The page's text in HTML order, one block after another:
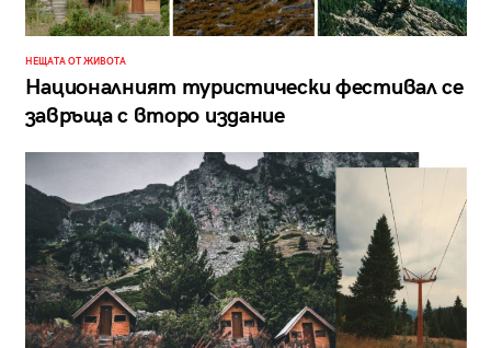
НЕЩАТА ОТ ЖИВОТА
Националният туристически фестивал се
завръща с второ издание